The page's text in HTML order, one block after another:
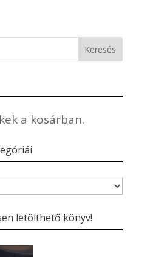
a kosárban.
letölthető könyv!